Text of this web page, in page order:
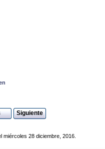
Siguiente
miércoles 28 diciembre, 2016.